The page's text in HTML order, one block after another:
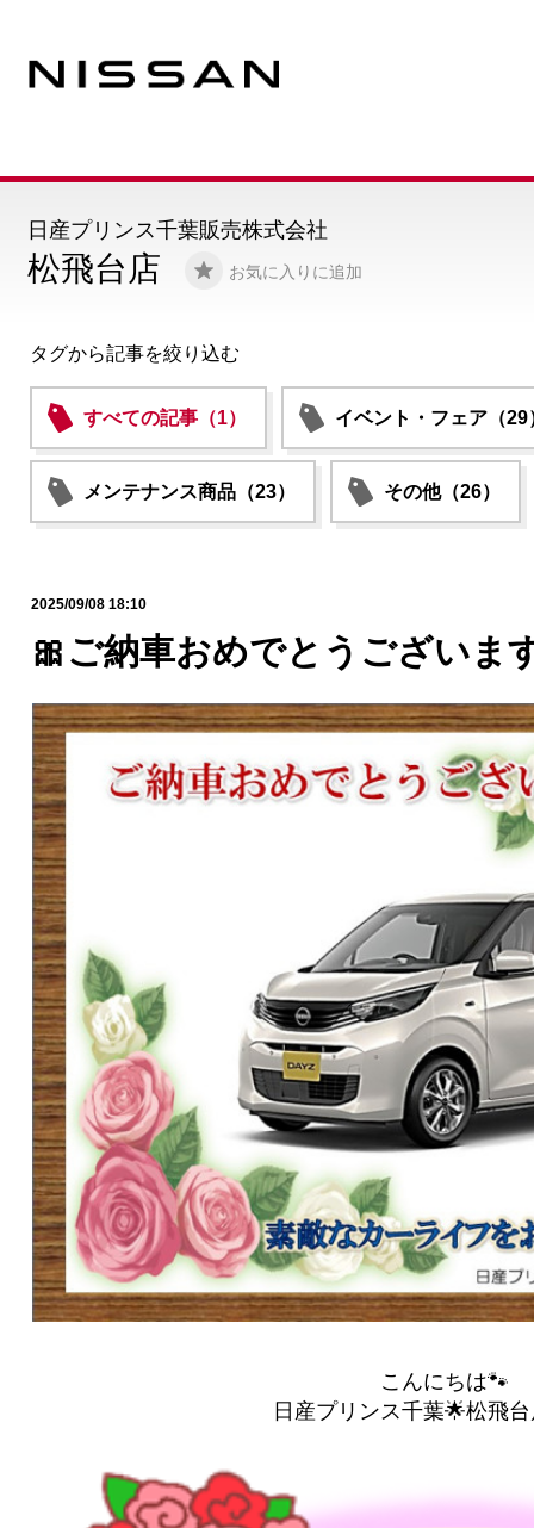
松飛台店 お気に入りに追加
日産プリンス千葉販売株式会社
タグから記事を絞り込む
すべての記事（1） イベント・フェア（29
メンテナンス商品（23） その他（26）
2025/09/08 18:10
🎀ご納車おめでとうございま
こんにちは🐾
日産プリンス千葉🌟松飛